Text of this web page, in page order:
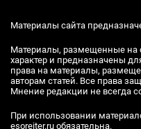
Материалы сайта
Материалы, размещенные на
характер и предназначены
права на материалы,
авторам статей. Все права
Мнение редакции не всегда
При использовании
esoreiter.ru обязательна.